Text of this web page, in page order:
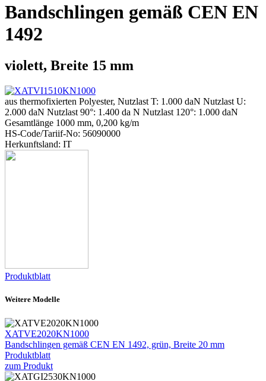
Bandschlingen gemäß CEN EN
1492
violett, Breite 15 mm
aus thermofixierten Polyester, Nutzlast T: 1.000 daN Nutzlast U:
2.000 daN Nutzlast 90°: 1.400 da N Nutzlast 120°: 1.000 daN
Gesamtlänge 1000 mm, 0,200 kg/m
HS-Code/Tariif-No: 56090000
Herkunftsland: IT
Produktblatt
Weitere Modelle
XATVE2020KN1000
Bandschlingen gemäß CEN EN 1492, grün, Breite 20 mm
Produktblatt
zum Produkt